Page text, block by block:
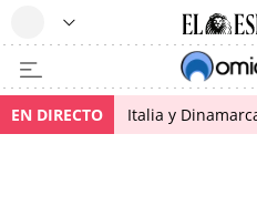
EN DIRECTO Italia y